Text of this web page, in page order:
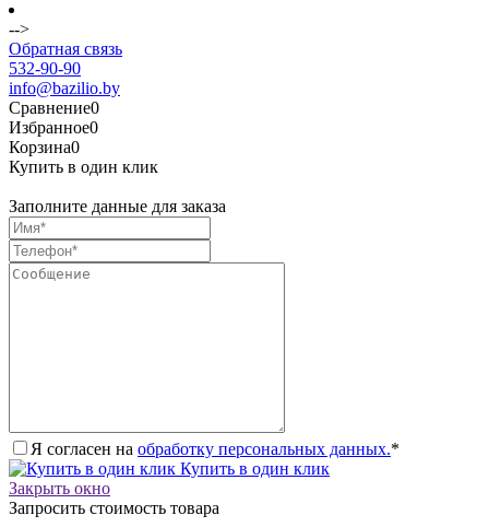
-->
Обратная связь
532-90-90
info@bazilio.by
Сравнение0
Избранное0
Корзина0
Купить в один клик
Заполните данные для заказа
Я согласен на обработку персональных данных.*
Купить в один клик
Закрыть окно
Запросить стоимость товара